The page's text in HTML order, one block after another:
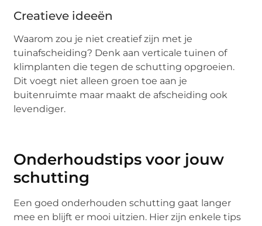
Creatieve ideeën
Waarom zou je niet creatief zijn met je
tuinafscheiding? Denk aan verticale tuinen of
klimplanten die tegen de schutting opgroeien.
Dit voegt niet alleen groen toe aan je
buitenruimte maar maakt de afscheiding ook
levendiger.
Onderhoudstips voor jouw
schutting
Een goed onderhouden schutting gaat langer
mee en blijft er mooi uitzien. Hier zijn enkele tips